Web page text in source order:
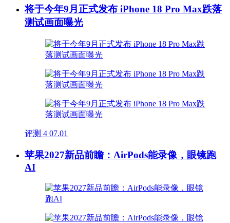
将于今年9月正式发布 iPhone 18 Pro Max跌落
测试画面曝光
评测 4 07.01
苹果2027新品前瞻：AirPods能录像，眼镜跑
AI